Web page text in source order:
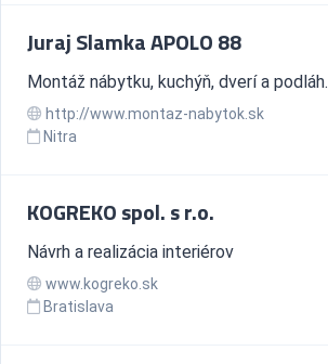
Juraj Slamka APOLO 88
Montáž nábytku, kuchýň, dverí a podláh.
http://www.montaz-nabytok.sk
Nitra
KOGREKO spol. s r.o.
Návrh a realizácia interiérov
www.kogreko.sk
Bratislava